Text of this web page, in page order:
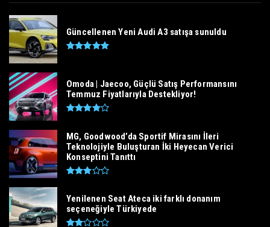
Güncellenen Yeni Audi A3 satışa sunuldu
Omoda | Jaecoo, Güçlü Satış Performansını
Temmuz Fiyatlarıyla Destekliyor!
MG, Goodwood’da Sportif Mirasını İleri
Teknolojiyle Buluşturan İki Heyecan Verici
Konseptini Tanıttı
Yenilenen Seat Ateca iki farklı donanım
seçeneğiyle Türkiyede